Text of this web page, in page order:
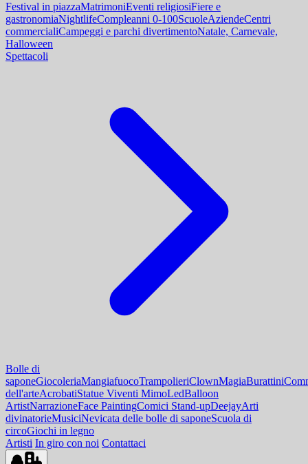
Festival in piazzaMatrimoniEventi religiosiFiere e
gastronomiaNightlifeCompleanni 0-100ScuoleAziendeCentri
commercialiCampeggi e parchi divertimentoNatale, Carnevale,
Halloween
Spettacoli
Bolle di
saponeGiocoleriaMangiafuocoTrampolieriClownMagiaBurattini
dell'arteAcrobatiStatue Viventi MimoLedBalloon
ArtistNarrazioneFace PaintingComici Stand-upDeejayArti
divinatorieMusiciNevicata delle bolle di saponeScuola di
circoGiochi in legno
Artisti In giro con noi Contattaci